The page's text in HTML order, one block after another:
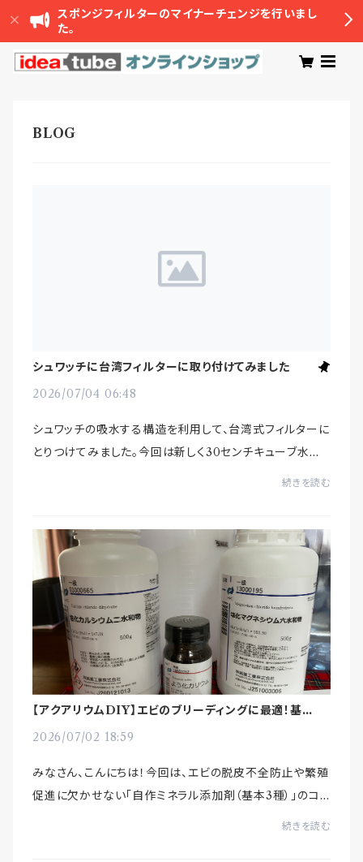
スポンジフィルターのマイナーチェンジを行いまし
た。
シュワッチに台湾フィルターに取り付けてみました
2026/07/04 06:48
シュワッチの吸水する構造を利用して、台湾式フィルターに
とりつけてみました。今回は新しく30センチキューブ水槽
を立ち上げてみます。テスト生体を入れるまでを動画にし
続きを読む
【アクアリウムDIY】エビのブリーディングに最適！基本の
2026/07/02 18:59
みなさん、こんにちは！今回は、エビの脱皮不全防止や繁殖
促進に欠かせない「自作ミネラル添加剤（基本3種）」のコン
パクトな黄金レシピをご紹介します。🧪 500ml基準の配合
続きを読む